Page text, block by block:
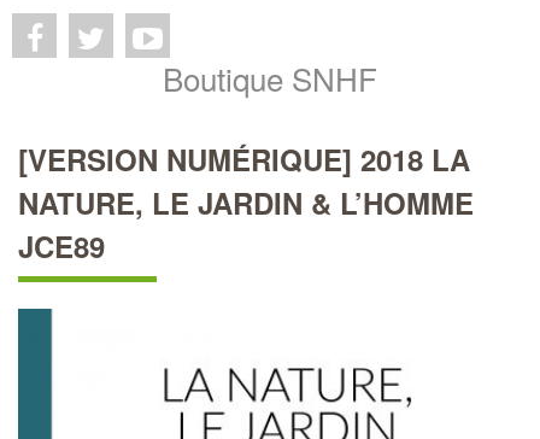
Boutique SNHF
[VERSION NUMÉRIQUE] 2018 LA
NATURE, LE JARDIN & L’HOMME
JCE89